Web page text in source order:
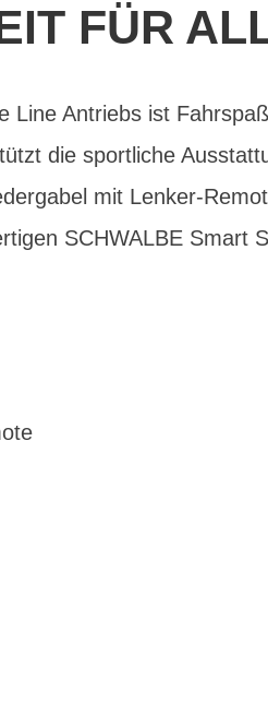
FÜR
Line Antriebs ist
die sportliche
mit Lenker-
SCHWALBE Smart